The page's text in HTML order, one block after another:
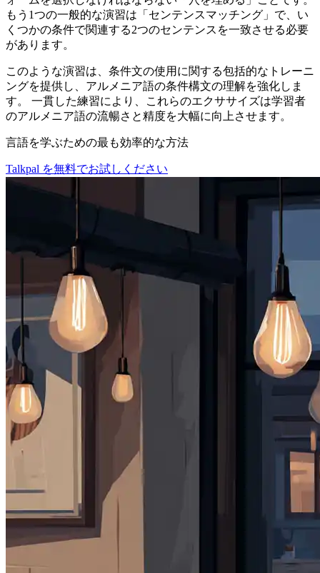
もう1つの一般的な演習は「センテンスマッチング」で、い
くつかの条件で関連する2つのセンテンスを一致させる必要
があります。
このような演習は、条件文の使用に関する包括的なトレーニ
ングを提供し、アルメニア語の条件構文の理解を強化しま
す。 一貫した練習により、これらのエクササイズは学習者
のアルメニア語の流暢さと精度を大幅に向上させます。
言語を学ぶための最も効率的な方法
Talkpal を無料でお試しください